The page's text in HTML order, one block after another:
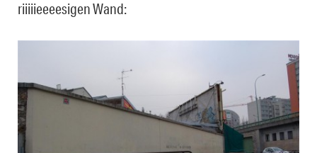
riiiiieeeesigen Wand: